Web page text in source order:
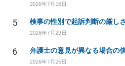
2026年7月16日
5 検事の性別で起訴判断の厳し
2026年7月29日
6
2026年7月25日